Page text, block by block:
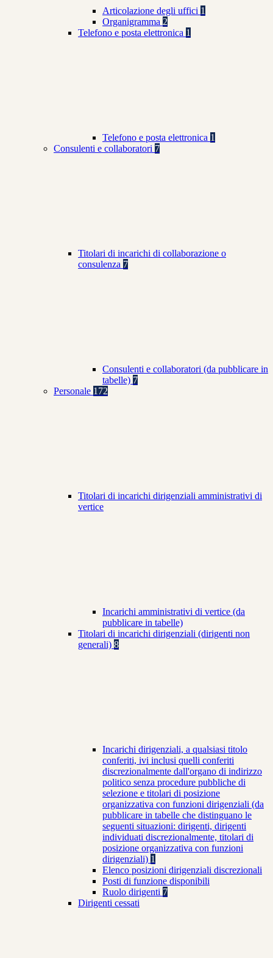
Articolazione degli uffici 1
Organigramma 2
Telefono e posta elettronica 1
Telefono e posta elettronica 1
Consulenti e collaboratori 7
Titolari di incarichi di collaborazione o
consulenza 7
Consulenti e collaboratori (da pubblicare in
tabelle) 7
Personale 172
Titolari di incarichi dirigenziali amministrativi di
vertice
Incarichi amministrativi di vertice (da
pubblicare in tabelle)
Titolari di incarichi dirigenziali (dirigenti non
generali) 8
Incarichi dirigenziali, a qualsiasi titolo
conferiti, ivi inclusi quelli conferiti
discrezionalmente dall'organo di indirizzo
politico senza procedure pubbliche di
selezione e titolari di posizione
organizzativa con funzioni dirigenziali (da
pubblicare in tabelle che distinguano le
seguenti situazioni: dirigenti, dirigenti
individuati discrezionalmente, titolari di
posizione organizzativa con funzioni
dirigenziali) 1
Elenco posizioni dirigenziali discrezionali
Posti di funzione disponibili
Ruolo dirigenti 7
Dirigenti cessati